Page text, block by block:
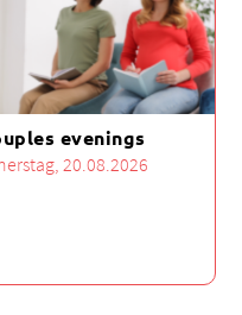
evenings
20.08.2026